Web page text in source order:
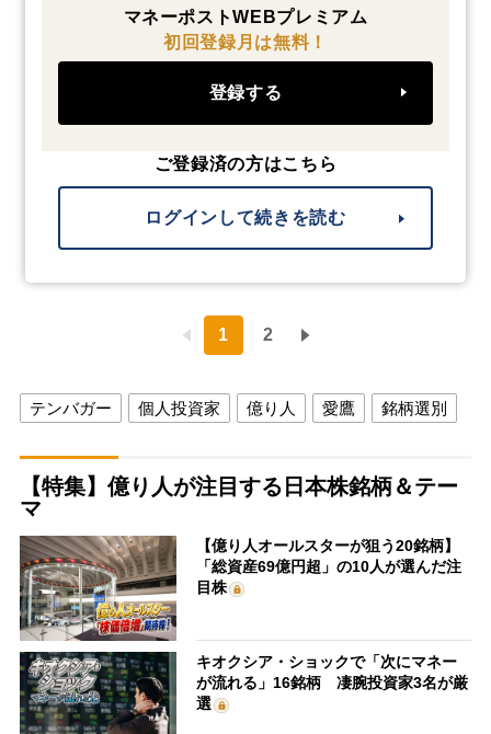
マネーポストWEBプレミアム
初回登録月は無料！
登録する
ご登録済の方はこちら
ログインして続きを読む
1 2
テンバガー 個人投資家 億り人 愛鷹 銘柄選別
【特集】億り人が注目する日本株銘柄＆テー
マ
【億り人オールスターが狙う20銘柄】
「総資産69億円超」の10人が選んだ注
目株
キオクシア・ショックで「次にマネー
が流れる」16銘柄 凄腕投資家3名が厳
選